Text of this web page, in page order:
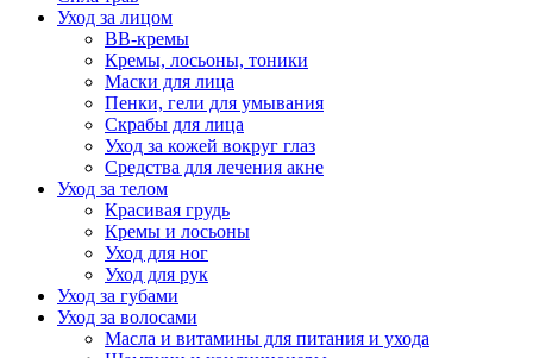
Уход за лицом
BB-кремы
Кремы, лосьоны, тоники
Маски для лица
Пенки, гели для умывания
Скрабы для лица
Уход за кожей вокруг глаз
Средства для лечения акне
Уход за телом
Красивая грудь
Кремы и лосьоны
Уход для ног
Уход для рук
Уход за губами
Уход за волосами
Масла и витамины для питания и ухода